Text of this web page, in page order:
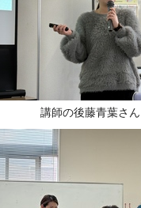
講師の後藤青葉さん